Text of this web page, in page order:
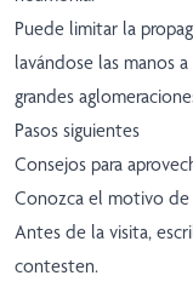
Puede limitar la
lavándose las manos
grandes
Pasos siguientes
Consejos para
Conozca el motivo de
Antes de la visita,
contesten.